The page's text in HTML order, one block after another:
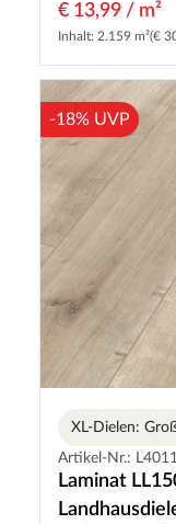
€ 13,99 / m²
Inhalt: 2.159 m²(€
-18% UVP
XL-Dielen:
Artikel-Nr.:
Laminat